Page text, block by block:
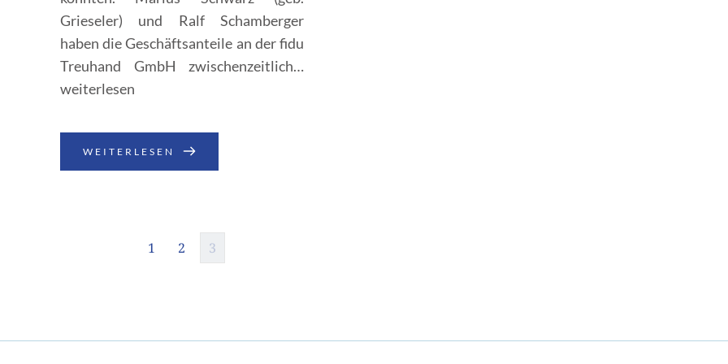
Grieseler) und Ralf Schamberger
haben die Geschäftsanteile an der fidu
Treuhand GmbH zwischenzeitlich…
Fonds.
weiterlesen
WEITERLESEN
1 2 3